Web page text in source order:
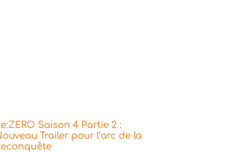
Saison 4 Partie 2 :
Trailer pour l’arc de la